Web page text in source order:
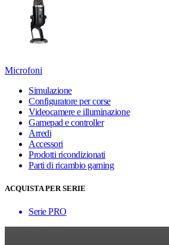
Microfoni
Simulazione
Configuratore per corse
Videocamere e illuminazione
Gamepad e controller
Arredi
Accessori
Prodotti ricondizionati
Parti di ricambio gaming
ACQUISTA PER SERIE
Serie PRO